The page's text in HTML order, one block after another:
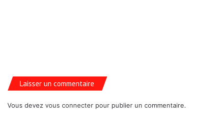
Laisser un commentaire
Vous devez vous connecter pour publier un commentaire.